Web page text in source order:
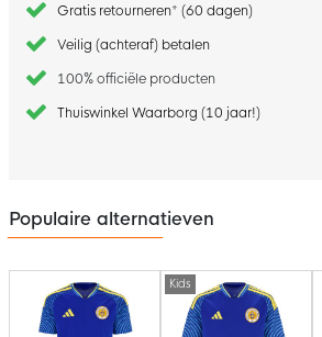
Gratis retourneren* (60 dagen)
Veilig (achteraf) betalen
100% officiële producten
Thuiswinkel Waarborg (10 jaar!)
Populaire alternatieven
Kids